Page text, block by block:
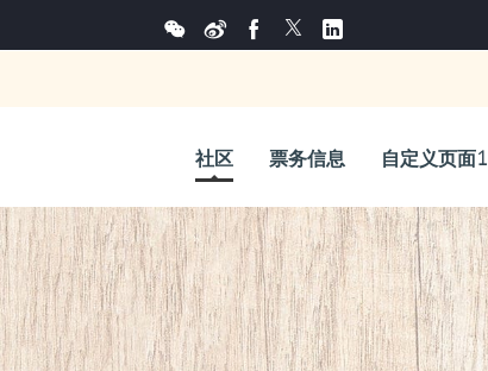
社区 票务信息 自定义页面1